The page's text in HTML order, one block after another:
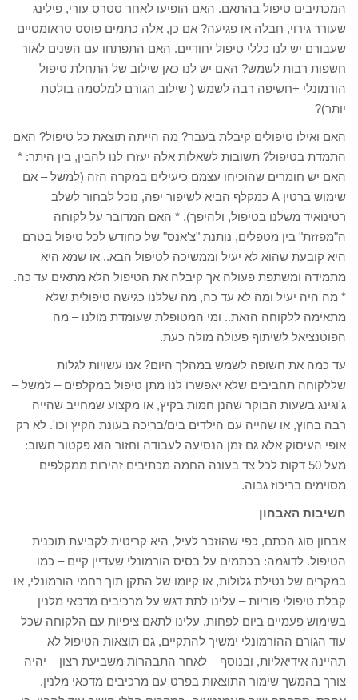
המכתיבים טיפול בהתאם. האם הופיעו לאחר סטרס עורי, פילינג
שעורר גירוי, חבלה או פגיעה? אם כן, אלה כתמים פוסט טראומטיים
שעבורם יש לנו כללי טיפול יחודיים. האם התפתחו עם השנים לאור
חשפות רבות לשמש? האם יש לנו כאן שילוב של התחלת טיפול
הורמונלי +חשיפה רבה לשמש ( שילוב הגורם למלסמה בולטת
יותר)?
האם ואילו טיפולים קיבלת בעבר? מה הייתה תוצאת כל טיפול? האם
התמדת בטיפול? תשובות לשאלות אלה יעזרו לנו להבין, בין היתר: *
האם יש חומרים שהוכיחו עצמם כיעילים במקרה הזה (למשל – אם
שימוש ברטין A כמקלף הביא לשיפור יפה, נוכל לבחור לשלב
רטינואיד משלנו בטיפול, ולהיפך). * האם המדובר על לקוחה
ה"מפזזת" בין מטפלים, נותנת "צ'אנס" של כחודש לכל טיפול בטרם
היא קובעת שהוא לא יעיל וממשיכה לטיפול הבא.. או שמא היא
מתמידה ומשתפת פעולה אך קיבלה את הטיפול הלא מתאים עד כה.
* מה היה יעיל ומה לא עד כה, מה שללנו כגישה טיפולית שלא
מתאימה ללקוחה הזאת.. ומי המטופלת שעומדת מולנו – מה
הפוטנציאל לשיתוף פעולה מולה כעת.
עד כמה את חשופה לשמש במהלך היום? אנו עשויות לגלות
שללקוחה תחביבים שלא יאפשרו לנו מתן טיפול במקלפים – למשל –
ג'וגינג בשעות הבוקר שהנן חמות בקיץ, או מקצוע שמחייב שהייה
רבה בחוץ, או שהייה עם הילדים בים/בריכה בעונת הקיץ וכו'. לא רק
אופי העיסוק אלא גם זמן הנסיעה לעבודה וחזור הוא פקטור חשוב:
מעל 50 דקות לכל צד בעונה החמה מכתיבים זהירות ממקלפים
מסוימים בריכוז גבוה.
חשיבות האבחון
אבחון סוג הכתם, כפי שהוזכר לעיל, היא קריטית לקביעת תוכנית
הטיפול. לדוגמה: בכתמים על בסיס הורמונלי שעדיין קיים – כמו
במקרים של נטילת גלולות, או קיומו של התקן תוך רחמי הורמונלי, או
קבלת טיפולי פוריות – עלינו לתת דגש על מרכיבים מדכאי מלנין
בשימוש פעמיים ביום לפחות. עלינו לתאם ציפיות עם הלקוחה שכל
עוד הגורם ההורמונלי ימשיך להתקיים, גם תוצאות הטיפול לא
תהיינה אידיאליות, ובנוסף – לאחר התבהרות משביעת רצון – יהיה
צורך בהמשך שימור התוצאות בפרט עם מרכיבים מדכאי מלנין.